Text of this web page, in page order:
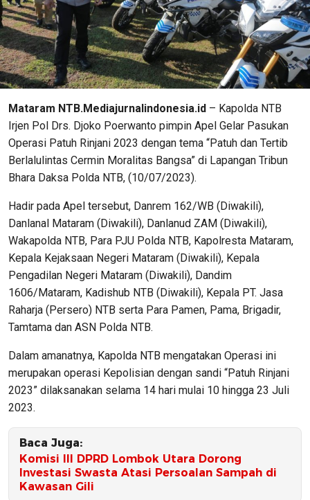
Mataram NTB.Mediajurnalindonesia.id – Kapolda NTB
Irjen Pol Drs. Djoko Poerwanto pimpin Apel Gelar Pasukan
Operasi Patuh Rinjani 2023 dengan tema “Patuh dan Tertib
Berlalulintas Cermin Moralitas Bangsa” di Lapangan Tribun
Bhara Daksa Polda NTB, (10/07/2023).
Hadir pada Apel tersebut, Danrem 162/WB (Diwakili),
Danlanal Mataram (Diwakili), Danlanud ZAM (Diwakili),
Wakapolda NTB, Para PJU Polda NTB, Kapolresta Mataram,
Kepala Kejaksaan Negeri Mataram (Diwakili), Kepala
Pengadilan Negeri Mataram (Diwakili), Dandim
1606/Mataram, Kadishub NTB (Diwakili), Kepala PT. Jasa
Raharja (Persero) NTB serta Para Pamen, Pama, Brigadir,
Tamtama dan ASN Polda NTB.
Dalam amanatnya, Kapolda NTB mengatakan Operasi ini
merupakan operasi Kepolisian dengan sandi “Patuh Rinjani
2023” dilaksanakan selama 14 hari mulai 10 hingga 23 Juli
2023.
Baca Juga:
Komisi III DPRD Lombok Utara Dorong
Investasi Swasta Atasi Persoalan Sampah di
Kawasan Gili